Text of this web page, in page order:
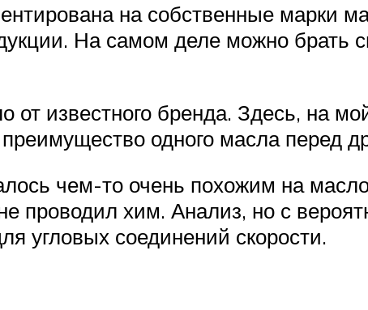
на собственные марки
На самом деле можно брать
известного бренда. Здесь, на
одного масла перед
чем-то очень похожим на
проводил хим. Анализ, но с
угловых соединений скорости.